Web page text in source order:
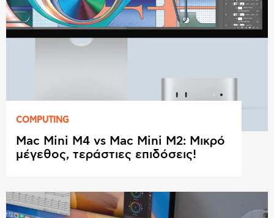
COMPUTING
Mac Mini M4 vs Mac Mini M2: Μικρό
μέγεθος, τεράστιες επιδόσεις!